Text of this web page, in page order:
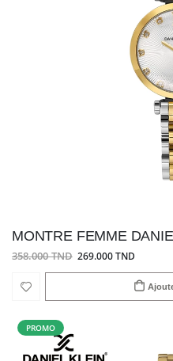
MONTRE FEMME
358.000 TND 269.000 TND
PROMO